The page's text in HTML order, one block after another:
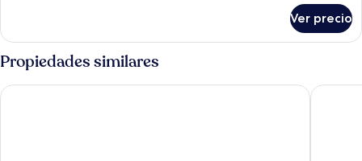
Room
with
Two
Twin
Beds
Ver precio
Propiedades similares
Fundy Complex Dockside Suites Admiral